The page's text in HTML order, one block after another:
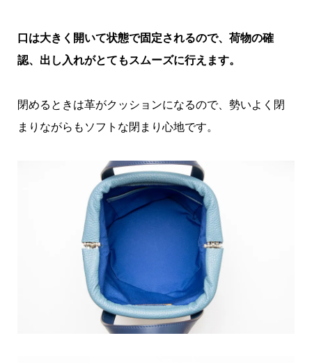
口は大きく開いて状態で固定されるので、荷物の確
認、出し入れがとてもスムーズに行えます。
閉めるときは革がクッションになるので、勢いよく閉
まりながらもソフトな閉まり心地です。